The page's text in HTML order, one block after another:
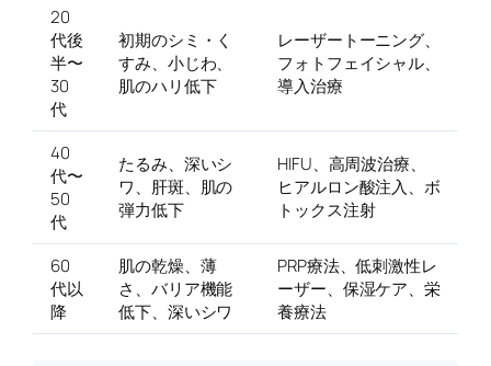
20
代後
半〜
30
代
初期のシミ・く
すみ、小じわ、
肌のハリ低下
レーザートーニング、
フォトフェイシャル、
導入治療
40
代〜
50
代
たるみ、深いシ
ワ、肝斑、肌の
弾力低下
HIFU、高周波治療、
ヒアルロン酸注入、ボ
トックス注射
60
代以
降
肌の乾燥、薄
さ、バリア機能
低下、深いシワ
PRP療法、低刺激性レ
ーザー、保湿ケア、栄
養療法